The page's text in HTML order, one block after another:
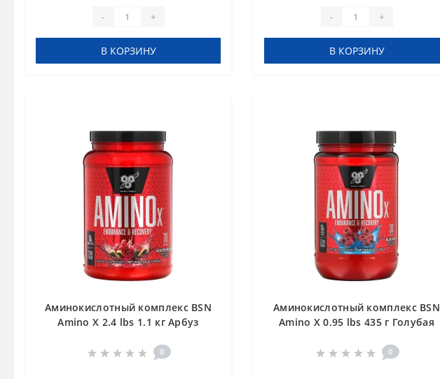
- +
В КОРЗИНУ
- +
В КОРЗИНУ
Аминокислотный комплекс BSN
Amino X 2.4 lbs 1.1 кг Арбуз
0
Аминокислотный комплекс BSN
Amino X 0.95 lbs 435 г Голубая
0